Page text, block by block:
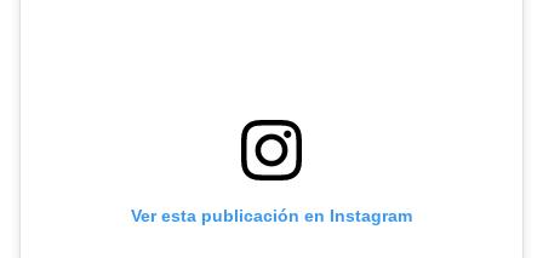
Ver esta publicación en Instagram